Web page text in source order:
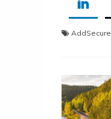
AddSecure